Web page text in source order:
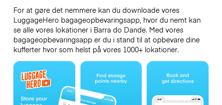
For at gøre det nemmere kan du downloade vores
LuggageHero bagageopbevaringsapp, hvor du nemt kan
se alle vores lokationer i Barra do Dande. Med vores
bagageopbevaringsapp er du i stand til at opbevare dine
kufferter hvor som helst på vores 1000+ lokationer.